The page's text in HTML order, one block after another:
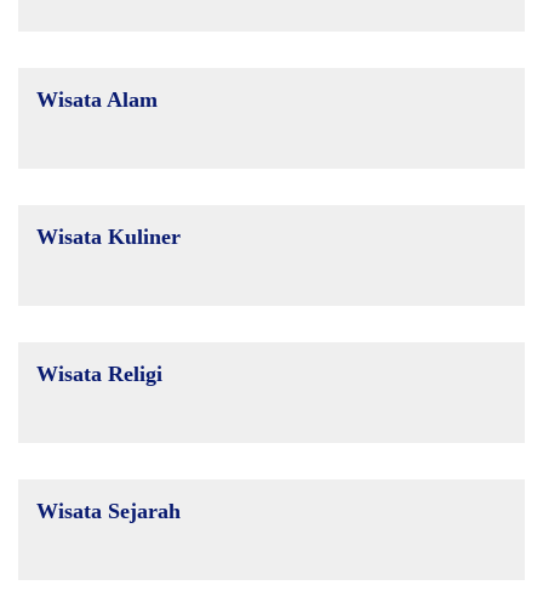
Wisata Alam
Wisata Kuliner
Wisata Religi
Wisata Sejarah